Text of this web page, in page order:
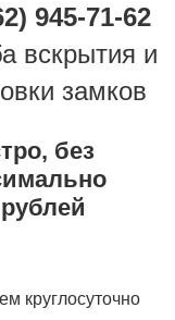
945-71-62
вскрытия и
замков
без
круглосуточно